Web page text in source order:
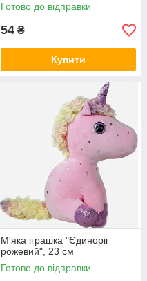
Готово до відправки
54 ₴
Купити
М'яка іграшка "Єдиноріг
рожевий", 23 см
Готово до відправки